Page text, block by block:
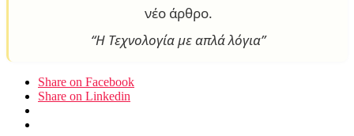
νέο άρθρο.
“Η Τεχνολογία με απλά λόγια”
Share on Facebook
Share on Linkedin